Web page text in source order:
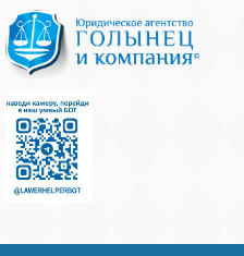
Услуги и наши
Оплата услуг
Задать вопрос